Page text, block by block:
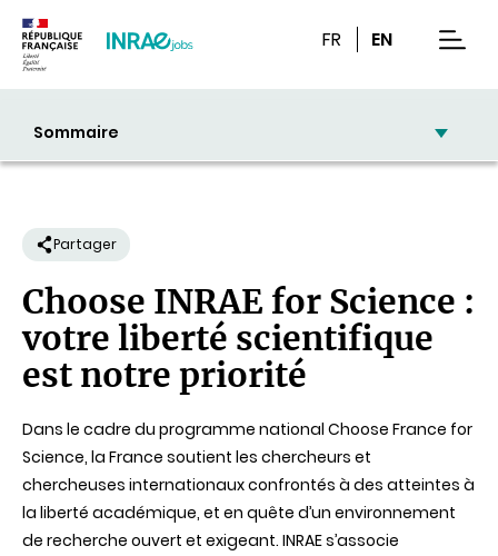
FR EN
Sommaire
Partager
Choose INRAE for Science :
votre liberté scientifique
est notre priorité
Dans le cadre du programme national Choose France for
Science, la France soutient les chercheurs et
chercheuses internationaux confrontés à des atteintes à
la liberté académique, et en quête d’un environnement
de recherche ouvert et exigeant. INRAE s’associe